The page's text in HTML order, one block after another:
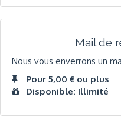
Mail de
Nous vous enverrons un
Pour 5,00 € ou plus
Disponible: Illimité